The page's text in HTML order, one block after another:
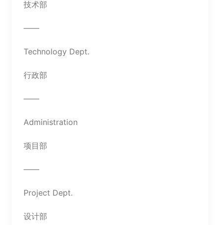
技术部
——
Technology Dept.
行政部
——
Administration
项目部
——
Project Dept.
设计部